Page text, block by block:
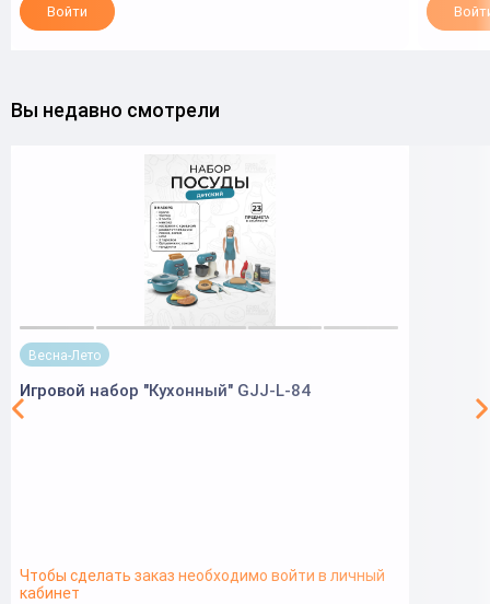
Войти
Вы недавно смотрели
Весна-Лето
Игровой набор "Кухонный" GJJ-L-84
Чтобы сделать заказ необходимо войти в личный
кабинет